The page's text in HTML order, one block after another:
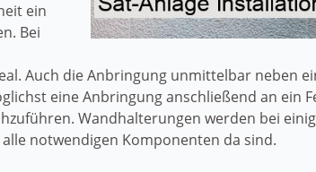
ein
Bei
Auch die Anbringung unmittelbar neben
eine Anbringung anschließend an ein
Wandhalterungen werden bei
notwendigen Komponenten da sind.